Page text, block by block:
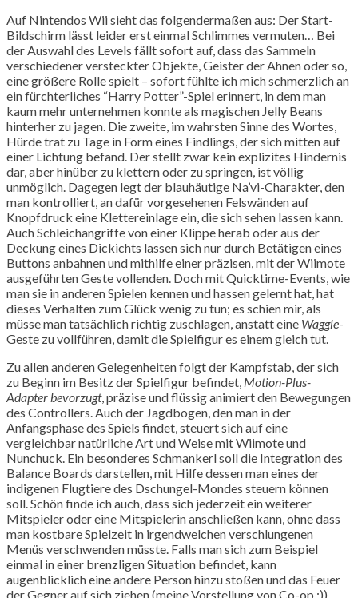
Auf Nintendos Wii sieht das folgendermaßen aus: Der Start-
Bildschirm lässt leider erst einmal Schlimmes vermuten… Bei
der Auswahl des Levels fällt sofort auf, dass das Sammeln
verschiedener versteckter Objekte, Geister der Ahnen oder so,
eine größere Rolle spielt – sofort fühlte ich mich schmerzlich an
ein fürchterliches “Harry Potter”-Spiel erinnert, in dem man
kaum mehr unternehmen konnte als magischen Jelly Beans
hinterher zu jagen. Die zweite, im wahrsten Sinne des Wortes,
Hürde trat zu Tage in Form eines Findlings, der sich mitten auf
einer Lichtung befand. Der stellt zwar kein explizites Hindernis
dar, aber hinüber zu klettern oder zu springen, ist völlig
unmöglich. Dagegen legt der blauhäutige Na’vi-Charakter, den
man kontrolliert, an dafür vorgesehenen Felswänden auf
Knopfdruck eine Klettereinlage ein, die sich sehen lassen kann.
Auch Schleichangriffe von einer Klippe herab oder aus der
Deckung eines Dickichts lassen sich nur durch Betätigen eines
Buttons anbahnen und mithilfe einer präzisen, mit der Wiimote
ausgeführten Geste vollenden. Doch mit Quicktime-Events, wie
man sie in anderen Spielen kennen und hassen gelernt hat, hat
dieses Verhalten zum Glück wenig zu tun; es schien mir, als
müsse man tatsächlich richtig zuschlagen, anstatt eine Waggle-
Geste zu vollführen, damit die Spielfigur es einem gleich tut.
Zu allen anderen Gelegenheiten folgt der Kampfstab, der sich
zu Beginn im Besitz der Spielfigur befindet, Motion-Plus-
Adapter bevorzugt, präzise und flüssig animiert den Bewegungen
des Controllers. Auch der Jagdbogen, den man in der
Anfangsphase des Spiels findet, steuert sich auf eine
vergleichbar natürliche Art und Weise mit Wiimote und
Nunchuck. Ein besonderes Schmankerl soll die Integration des
Balance Boards darstellen, mit Hilfe dessen man eines der
indigenen Flugtiere des Dschungel-Mondes steuern können
soll. Schön finde ich auch, dass sich jederzeit ein weiterer
Mitspieler oder eine Mitspielerin anschließen kann, ohne dass
man kostbare Spielzeit in irgendwelchen verschlungenen
Menüs verschwenden müsste. Falls man sich zum Beispiel
einmal in einer brenzligen Situation befindet, kann
augenblicklich eine andere Person hinzu stoßen und das Feuer
der Gegner auf sich ziehen (meine Vorstellung von Co-op ;)).